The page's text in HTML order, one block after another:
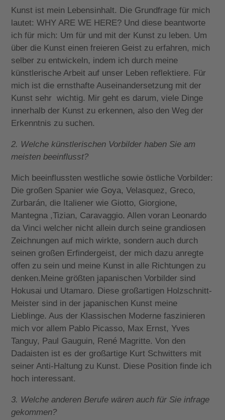
Kunst ist mein Lebensinhalt. Die Grundfrage für mich
lautet: WHY ARE WE HERE? Und diese beantworte
ich für mich: Um für und mit der Kunst zu leben. Um
über die Kunst einen freieren Geist zu erfahren, mich
selber zu entwickeln, indem ich durch meine
künstlerische Arbeit auf unser Leben reflektiere. Für
mich ist die ernsthafte Auseinandersetzung mit der
Kunst sehr wichtig. Mir geht es darum, viele Dinge
innerhalb der Kunst zu erkennen, also den Weg der
Erkenntnis zu suchen.
2. Welche künstlerischen Vorbilder haben Sie am
meisten beeinflusst?
Mich beeinflussten westliche sowie östliche Vorbilder:
Die großen Spanier wie Goya, Velasquez, Greco,
Zurbarán, die Italiener wie Giotto, Giorgione,
Mantegna ,Tizian, Caravaggio. Allen voran Leonardo
da Vinci welcher nicht allein durch seine grandiosen
Zeichnungen auf mich wirkte, sondern auch durch
seinen großen Erfindergeist, der mich dazu anregte
offen zu sein und meine Kunst in alle Richtungen zu
denken.Meine größten japanischen Vorbilder sind
Hokusai und Utamaro. Diese großartigen Holzschnitt-
Meister sind in der japanischen Kunst meine
Lieblinge. Aus der Klassischen Moderne faszinieren
mich vor allem Pablo Picasso, Max Ernst, Yves
Tanguy, Paul Gauguin, René Magritte. Von den
Dadaisten ist es der großartige Kurt Schwitters mit
seiner Anti-Haltung zu Kunst. Diese Position finde ich
hoch interessant.
3. Welche anderen Berufe wären auch für Sie infrage
gekommen?